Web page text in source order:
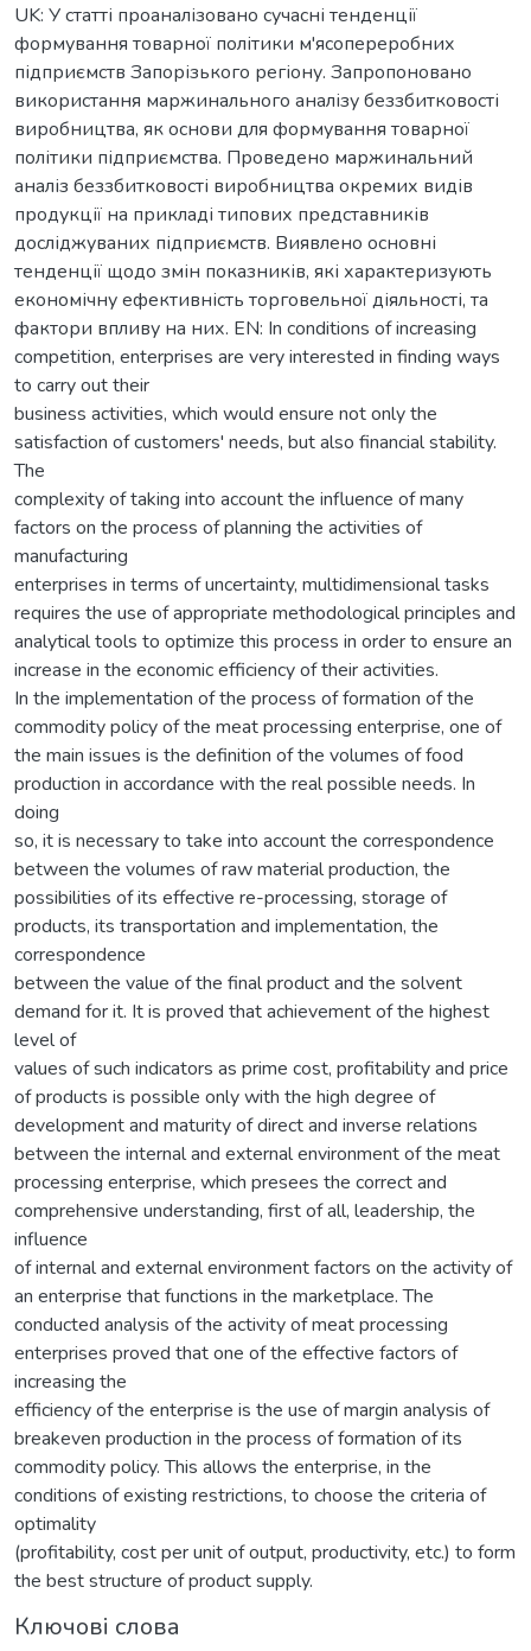
UK: У статті проаналізовано сучасні тенденції
формування товарної політики м'ясопереробних
підприємств Запорізького регіону. Запропоновано
використання маржинального аналізу беззбитковості
виробництва, як основи для формування товарної
політики підприємства. Проведено маржинальний
аналіз беззбитковості виробництва окремих видів
продукції на прикладі типових представників
досліджуваних підприємств. Виявлено основні
тенденції щодо змін показників, які характеризують
економічну ефективність торговельної діяльності, та
фактори впливу на них. EN: In conditions of increasing
competition, enterprises are very interested in finding ways
to carry out their
business activities, which would ensure not only the
satisfaction of customers' needs, but also financial stability.
The
complexity of taking into account the influence of many
factors on the process of planning the activities of
manufacturing
enterprises in terms of uncertainty, multidimensional tasks
requires the use of appropriate methodological principles and
analytical tools to optimize this process in order to ensure an
increase in the economic efficiency of their activities.
In the implementation of the process of formation of the
commodity policy of the meat processing enterprise, one of
the main issues is the definition of the volumes of food
production in accordance with the real possible needs. In
doing
so, it is necessary to take into account the correspondence
between the volumes of raw material production, the
possibilities of its effective re-processing, storage of
products, its transportation and implementation, the
correspondence
between the value of the final product and the solvent
demand for it. It is proved that achievement of the highest
level of
values of such indicators as prime cost, profitability and price
of products is possible only with the high degree of
development and maturity of direct and inverse relations
between the internal and external environment of the meat
processing enterprise, which presees the correct and
comprehensive understanding, first of all, leadership, the
influence
of internal and external environment factors on the activity of
an enterprise that functions in the marketplace. The
conducted analysis of the activity of meat processing
enterprises proved that one of the effective factors of
increasing the
efficiency of the enterprise is the use of margin analysis of
breakeven production in the process of formation of its
commodity policy. This allows the enterprise, in the
conditions of existing restrictions, to choose the criteria of
optimality
(profitability, cost per unit of output, productivity, etc.) to form
the best structure of product supply.
Ключові слова